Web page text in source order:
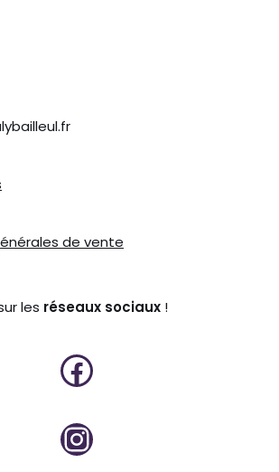
de vente
les réseaux sociaux !